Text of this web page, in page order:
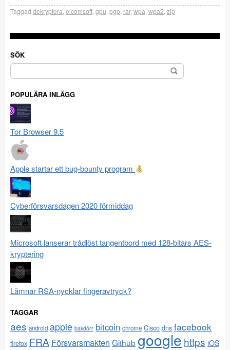
Taggad dekryptera elcomsoft gpu pgp rar, wpa wpa2 zip
SÖK
Sök
efter:
POPULÄRA INLÄGG
Tor Browser 9.5
Apple startar ett bug-bounty program
Cyberförsvarsdagen 2020 förmiddag
Microsoft lanserar trådlöst tangentbord med 128-bitars AES-
kryptering
Lämnar RSA-nycklar fingeravtryck?
TAGGAR
aes android apple bakdörr bitcoin chrome Cisco dns facebook
firefox FRA Försvarsmakten Github google https iOS